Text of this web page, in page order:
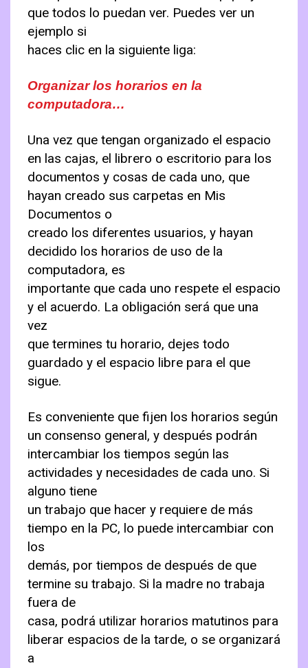
que todos lo puedan ver. Puedes ver un
ejemplo si
haces clic en la siguiente liga:
Organizar los horarios en la
computadora…
Una vez que tengan organizado el espacio
en las cajas, el librero o escritorio para los
documentos y cosas de cada uno, que
hayan creado sus carpetas en Mis
Documentos o
creado los diferentes usuarios, y hayan
decidido los horarios de uso de la
computadora, es
importante que cada uno respete el espacio
y el acuerdo. La obligación será que una
vez
que termines tu horario, dejes todo
guardado y el espacio libre para el que
sigue.
Es conveniente que fijen los horarios según
un consenso general, y después podrán
intercambiar los tiempos según las
actividades y necesidades de cada uno. Si
alguno tiene
un trabajo que hacer y requiere de más
tiempo en la PC, lo puede intercambiar con
los
demás, por tiempos de después de que
termine su trabajo. Si la madre no trabaja
fuera de
casa, podrá utilizar horarios matutinos para
liberar espacios de la tarde, o se organizará
a